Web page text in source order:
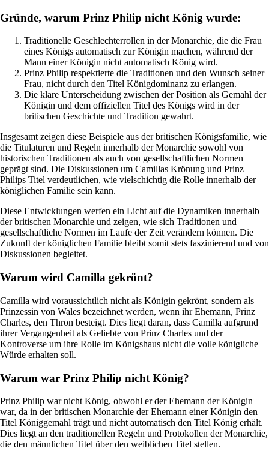
Gründe, warum Prinz Philip nicht König wurde:
Traditionelle Geschlechterrollen in der Monarchie, die die Frau
eines Königs automatisch zur Königin machen, während der
Mann einer Königin nicht automatisch König wird.
Prinz Philip respektierte die Traditionen und den Wunsch seiner
Frau, nicht durch den Titel Königdominanz zu erlangen.
Die klare Unterscheidung zwischen der Position als Gemahl der
Königin und dem offiziellen Titel des Königs wird in der
britischen Geschichte und Tradition gewahrt.
Insgesamt zeigen diese Beispiele aus der britischen Königsfamilie, wie
die Titulaturen und Regeln innerhalb der Monarchie sowohl von
historischen Traditionen als auch von gesellschaftlichen Normen
geprägt sind. Die Diskussionen um Camillas Krönung und Prinz
Philips Titel verdeutlichen, wie vielschichtig die Rolle innerhalb der
königlichen Familie sein kann.
Diese Entwicklungen werfen ein Licht auf die Dynamiken innerhalb
der britischen Monarchie und zeigen, wie sich Traditionen und
gesellschaftliche Normen im Laufe der Zeit verändern können. Die
Zukunft der königlichen Familie bleibt somit stets faszinierend und von
Diskussionen begleitet.
Warum wird Camilla gekrönt?
Camilla wird voraussichtlich nicht als Königin gekrönt, sondern als
Prinzessin von Wales bezeichnet werden, wenn ihr Ehemann, Prinz
Charles, den Thron besteigt. Dies liegt daran, dass Camilla aufgrund
ihrer Vergangenheit als Geliebte von Prinz Charles und der
Kontroverse um ihre Rolle im Königshaus nicht die volle königliche
Würde erhalten soll.
Warum war Prinz Philip nicht König?
Prinz Philip war nicht König, obwohl er der Ehemann der Königin
war, da in der britischen Monarchie der Ehemann einer Königin den
Titel Königgemahl trägt und nicht automatisch den Titel König erhält.
Dies liegt an den traditionellen Regeln und Protokollen der Monarchie,
die den männlichen Titel über den weiblichen Titel stellen.